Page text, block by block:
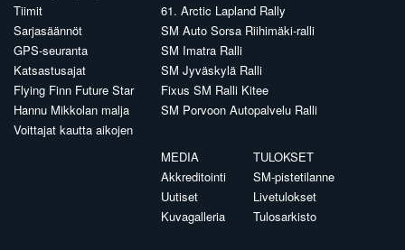
Tiimit
Sarjasäännöt
GPS-seuranta
Katsastusajat
Flying Finn Future Star
Hannu Mikkolan malja
Voittajat kautta aikojen
61. Arctic Lapland Rally
SM Auto Sorsa Riihimäki-ralli
SM Imatra Ralli
SM Jyväskylä Ralli
Fixus SM Ralli Kitee
SM Porvoon Autopalvelu Ralli
MEDIA
Akkreditointi
Uutiset
Kuvagalleria
TULOKSET
SM-pistetilanne
Livetulokset
Tulosarkisto